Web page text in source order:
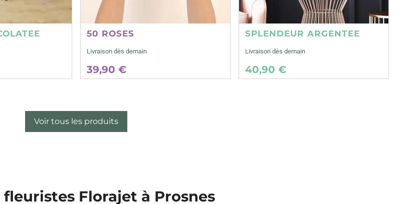
50 ROSES
Livraison dès demain
39,90 €
SPLENDEUR ARGENTEE
Livraison dès demain
40,90 €
Voir tous les produits
Florajet à Prosnes